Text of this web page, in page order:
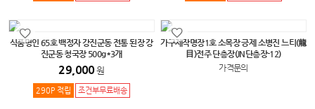
식품명인 65호 백정자 강진군동 전통 된장 강
진군동 청국장 500g*3개
29,000원
290P 적립 조건부무료배송
가구제작명장1호 소목장 긍제 소병진 느티(龍
目)전주 단층장(JN단층장-12)
가격문의